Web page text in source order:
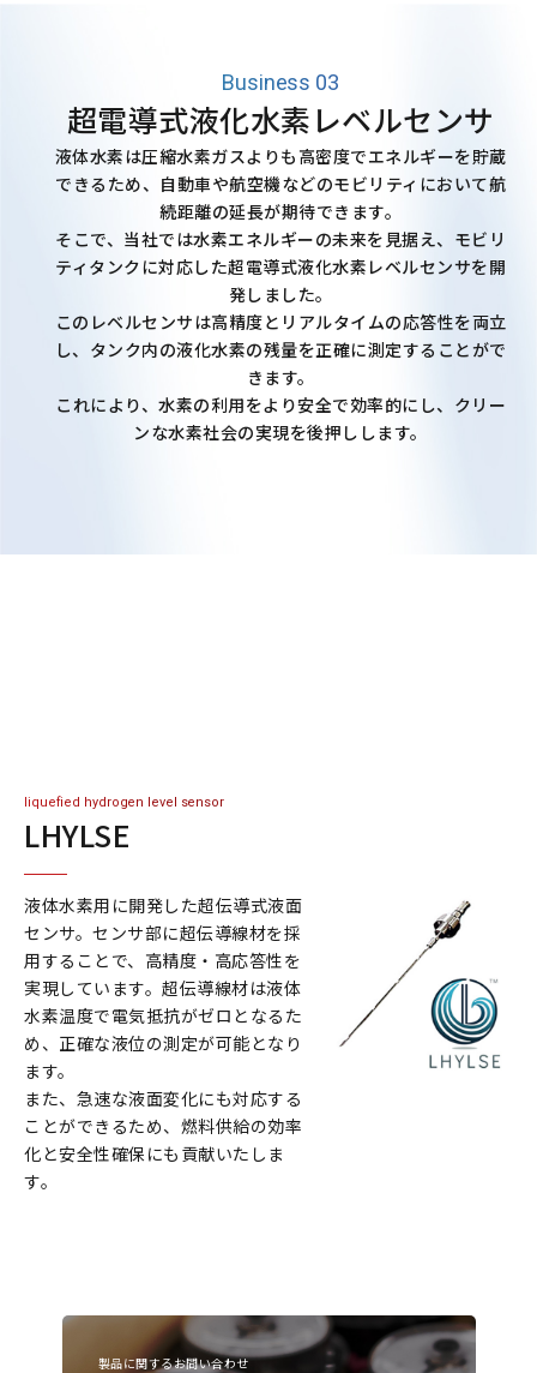
Business 03
超電導式液化水素レベルセンサ
液体水素は圧縮水素ガスよりも高密度でエネルギーを貯蔵
できるため、自動車や航空機などのモビリティにおいて航
続距離の延長が期待できます。
そこで、当社では水素エネルギーの未来を見据え、モビリ
ティタンクに対応した超電導式液化水素レベルセンサを開
発しました。
このレベルセンサは高精度とリアルタイムの応答性を両立
し、タンク内の液化水素の残量を正確に測定することがで
きます。
これにより、水素の利用をより安全で効率的にし、クリー
ンな水素社会の実現を後押しします。
liquefied hydrogen level sensor
LHYLSE
液体水素用に開発した超伝導式液面
センサ。センサ部に超伝導線材を採
用することで、高精度・高応答性を
実現しています。超伝導線材は液体
水素温度で電気抵抗がゼロとなるた
め、正確な液位の測定が可能となり
ます。
また、急速な液面変化にも対応する
ことができるため、燃料供給の効率
化と安全性確保にも貢献いたしま
す。
製品に関するお問い合わせ